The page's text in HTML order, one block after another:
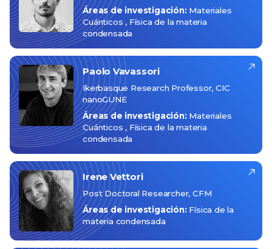
Áreas de investigación: Materiales
Cuánticos
Física de la materia
condensada
Paolo Vavassori
Ikerbasque Research Professor, CIC
nanoGUNE
Áreas de investigación: Materiales
Cuánticos
Física de la materia
condensada
Irene Vettori
Post Doctoral Researcher, CFM
Áreas de investigación: Física de la
materia condensada